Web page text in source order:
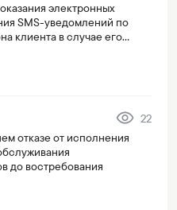
электронных
SMS-уведомлений по
клиента в случае его
22
отказе от исполнения
до востребования